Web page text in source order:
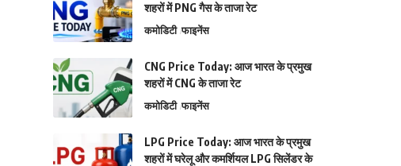
शहरों में PNG गैस के ताजा रेट
कमोडिटी फाइनेंस
CNG Price Today: आज भारत के प्रमुख
शहरों में CNG के ताजा रेट
कमोडिटी फाइनेंस
LPG Price Today: आज भारत के प्रमुख
शहरों में घरेलू और कमर्शियल LPG सिलेंडर के